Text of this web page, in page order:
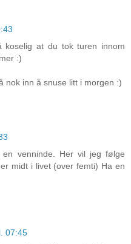
koselig at du tok turen innom
:)
nok inn å snuse litt i morgen :)
venninde. Her vil jeg følge
midt i livet (over femti) Ha en
07:45